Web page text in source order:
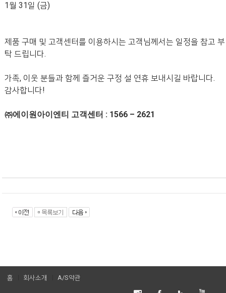
1 월 31 일 (금)
제품 구매 및 고객센터를 이용하시는 고객님께서는 일정을 참고 부
탁 드립니다.
가족, 이웃 분들과 함께 즐거운 구정 설 연휴 보내시길 바랍니다.
감사합니다!
㈜에이원아이엔티 고객센터 : 1566 – 2621
홈 회사소개 A/S약관